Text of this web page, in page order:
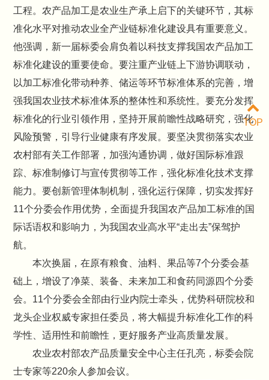
工程。农产品加工是农业生产承上启下的关键环节，其标
准化水平对推动农业全产业链标准化建设具有重要意义。
他强调，新一届标委会肩负着以科技支撑我国农产品加工
标准化建设的重要使命。要注重产业链上下游协调联动，
以加工标准化带动种养、储运等环节标准体系的完善，增
强我国农业技术标准体系的整体性和系统性。要充分发挥
标准化的行业引领作用，坚持开展前瞻性战略研究，强化
风险预警，引导行业健康有序发展。要坚决贯彻落实农业
农村部有关工作部署，加强沟通协调，做好国际标准跟
踪、标准制修订与宣传贯彻等工作，强化标准化技术支撑
能力。要创新管理体制机制，强化运行保障，切实发挥好
11个分委会作用优势，全面提升我国农产品加工标准的国
际话语权和影响力，为我国农业高水平“走出去”保驾护
航。
本次换届，在原有粮食、油料、果品等7个分委会基
础上，增设了净菜、装备、未来加工和食药同源四个分委
会。11个分委会全部由行业内院士牵头，优势科研院校和
龙头企业权威专家担任委员，将大幅提升标准化工作的科
学性、适用性和前瞻性，更好服务产业高质量发展。
农业农村部农产品质量安全中心主任孔亮，标委会院
士专家等220余人参加会议。
TOP